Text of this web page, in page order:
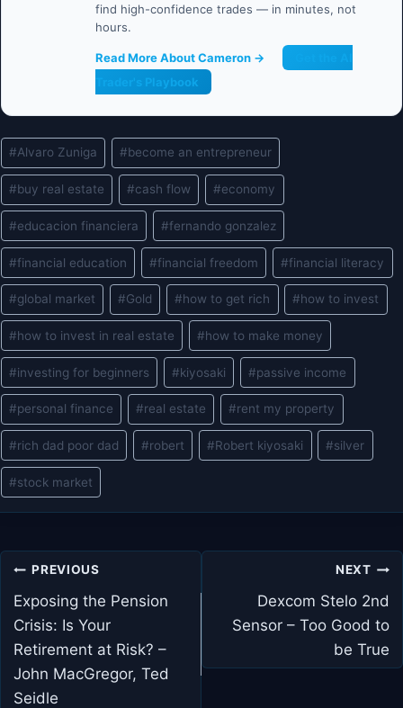
find high-confidence trades — in minutes, not
hours.
Read More About Cameron →
Trader's Playbook
Post
Tags:
#Alvaro Zuniga #become an entrepreneur
#buy real estate #cash flow #economy
#educacion financiera #fernando gonzalez
#financial education #financial freedom #financial literacy
#global market #Gold #how to get rich #how to invest
#how to invest in real estate #how to make money
#investing for beginners #kiyosaki #passive income
#personal finance #real estate #rent my property
#rich dad poor dad #robert #Robert kiyosaki #silver
#stock market
Post
navigation
PREVIOUS
Exposing the Pension
Crisis: Is Your
Retirement at Risk? –
John MacGregor, Ted
Seidle
NEXT
Dexcom Stelo 2nd
Sensor – Too Good to
be True